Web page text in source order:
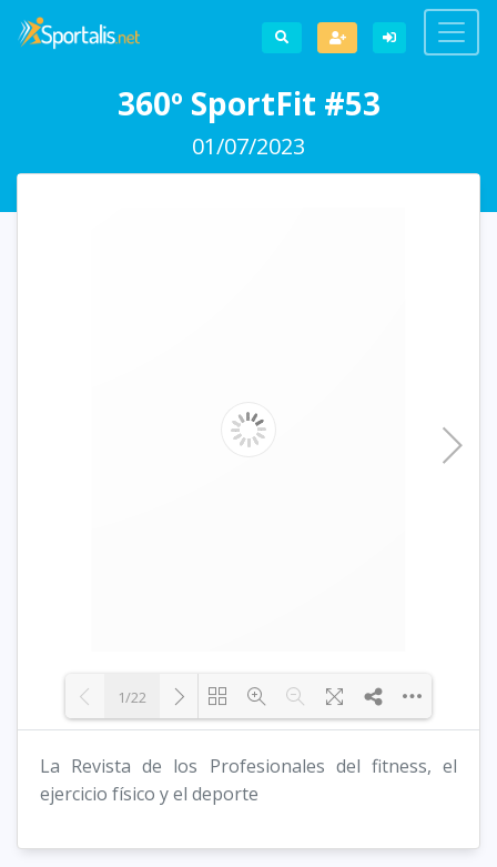
360º SportFit #53
01/07/2023
Loading PDF 9% ...
1/22
La Revista de los Profesionales del fitness, el
ejercicio físico y el deporte